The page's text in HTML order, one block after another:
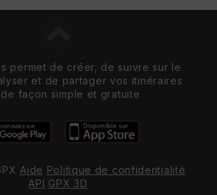
permet de créer, de suivre sur le
et de partager vos itinéraires
de façon simple et gratuite
Aide Politique de confidentialité
API GPX 3D